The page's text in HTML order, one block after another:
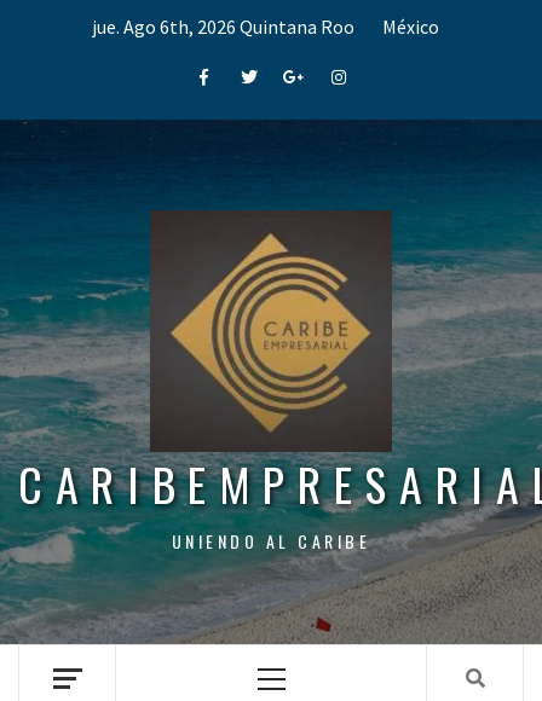
jue. Ago 6th, 2026 Quintana Roo México
FacebookTwitterGoogle+Instagram
UNIENDO AL CARIBE
Menu